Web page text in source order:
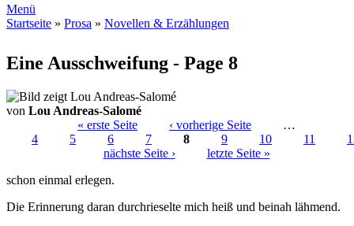
Menü
Startseite » Prosa » Novellen & Erzählungen
Eine Ausschweifung - Page 8
von Lou Andreas-Salomé
Seiten
« erste Seite ‹ vorherige Seite
…
4
5 6 7 8 9 10 11
nächste Seite ›
letzte Seite »
schon einmal erlegen.
Die Erinnerung daran durchrieselte mich heiß und beinah lähmend.